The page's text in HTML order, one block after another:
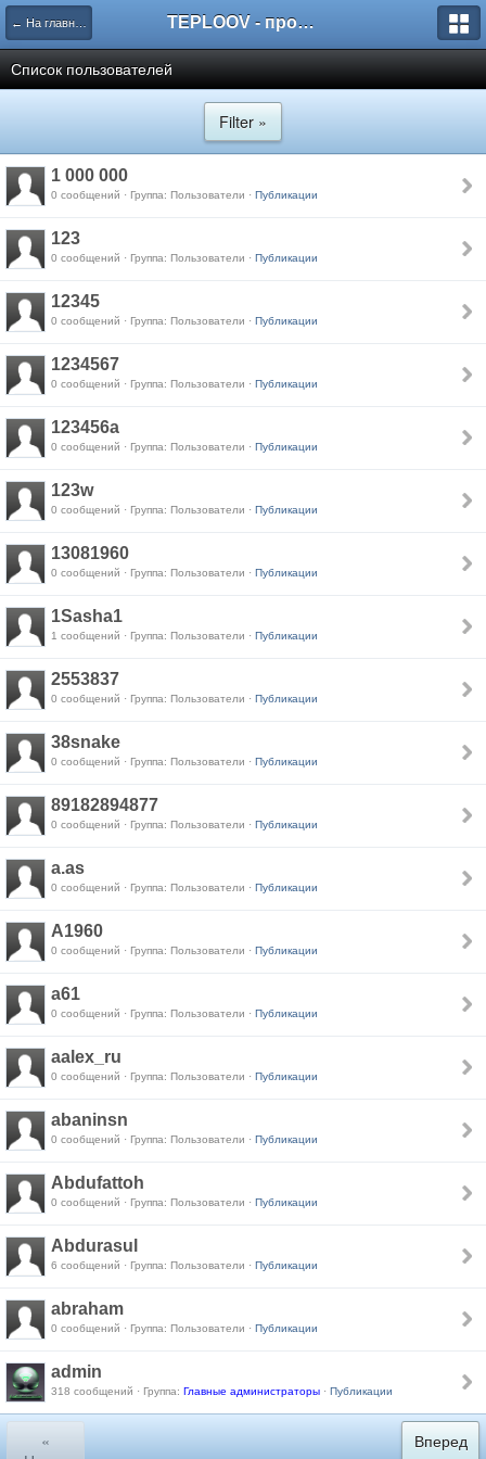
← На главную TEPLOOV - программный комплекс для расчёта систем отопления и вентиляции
Список пользователей
Filter »
1 000 000
0 сообщений · Группа: Пользователи · Публикации
123
0 сообщений · Группа: Пользователи · Публикации
12345
0 сообщений · Группа: Пользователи · Публикации
1234567
0 сообщений · Группа: Пользователи · Публикации
123456a
0 сообщений · Группа: Пользователи · Публикации
123w
0 сообщений · Группа: Пользователи · Публикации
13081960
0 сообщений · Группа: Пользователи · Публикации
1Sasha1
1 сообщений · Группа: Пользователи · Публикации
2553837
0 сообщений · Группа: Пользователи · Публикации
38snake
0 сообщений · Группа: Пользователи · Публикации
89182894877
0 сообщений · Группа: Пользователи · Публикации
a.as
0 сообщений · Группа: Пользователи · Публикации
A1960
0 сообщений · Группа: Пользователи · Публикации
a61
0 сообщений · Группа: Пользователи · Публикации
aalex_ru
0 сообщений · Группа: Пользователи · Публикации
abaninsn
0 сообщений · Группа: Пользователи · Публикации
Abdufattoh
0 сообщений · Группа: Пользователи · Публикации
Abdurasul
6 сообщений · Группа: Пользователи · Публикации
abraham
0 сообщений · Группа: Пользователи · Публикации
admin
318 сообщений · Группа: Главные администраторы · Публикации
«
Вперед